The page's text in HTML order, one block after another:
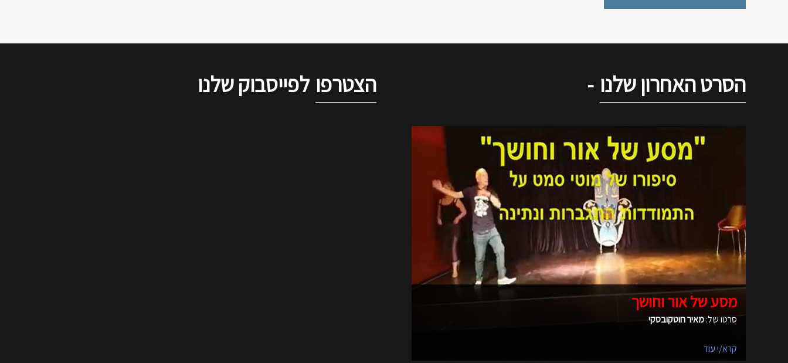
הסרט האחרון שלנו - הצטרפו לפייסבוק שלנו
מסע של אור וחושך
סרטו של:מאיר חוטקובסקי
קרא/י עוד